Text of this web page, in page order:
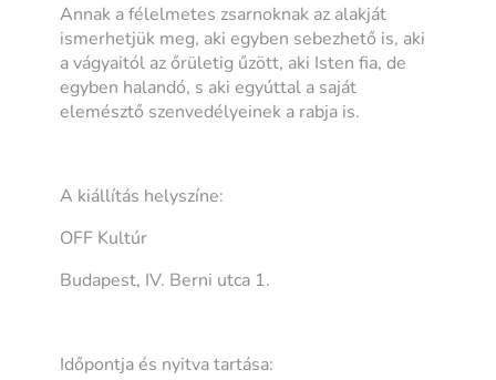
Annak a félelmetes zsarnoknak az alakját
ismerhetjük meg, aki egyben sebezhető is, aki
a vágyaitól az őrületig űzött, aki Isten fia, de
egyben halandó, s aki egyúttal a saját
elemésztő szenvedélyeinek a rabja is.
A kiállítás helyszíne:
OFF Kultúr
Budapest, IV. Berni utca 1.
Időpontja és nyitva tartása: